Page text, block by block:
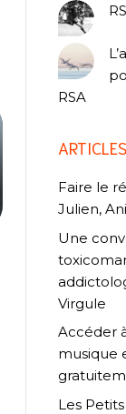
RSA
Faire le
Julien,
Une
Virgule
Accéder
musique
Les